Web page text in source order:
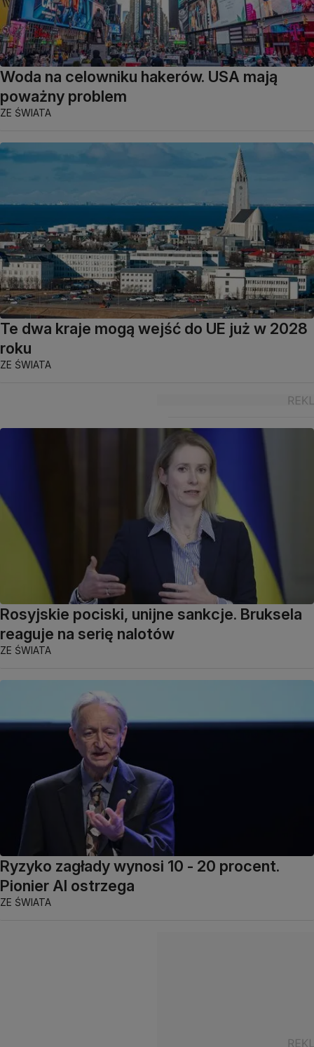
Woda na celowniku hakerów. USA mają
poważny problem
ZE ŚWIATA
Te dwa kraje mogą wejść do UE już w 2028
roku
ZE ŚWIATA
Rosyjskie pociski, unijne sankcje. Bruksela
reaguje na serię nalotów
ZE ŚWIATA
Ryzyko zagłady wynosi 10 - 20 procent.
Pionier AI ostrzega
ZE ŚWIATA